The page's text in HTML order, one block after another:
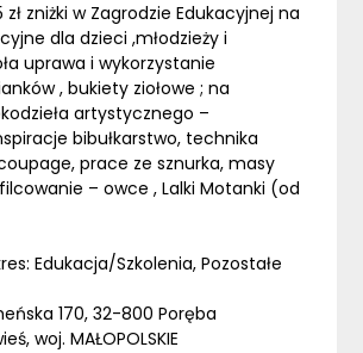
zł zniżki w Zagrodzie Edukacyjnej na
dla dzieci ,młodzieży i
uprawa i wykorzystanie
, bukiety ziołowe ; na
artystycznego –
bibułkarstwo, technika
prace ze sznurka, masy
– owce , Lalki Motanki (od
Edukacja/Szkolenia, Pozostałe
170, 32-800 Poręba
woj. MAŁOPOLSKIE